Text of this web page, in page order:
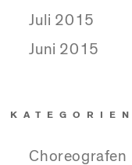
Juli 2015
Juni 2015
KATEGORIEN
Choreografen